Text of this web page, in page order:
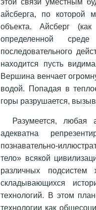
айсберга, по которой
объекта. Айсберг
определенной
последовательного
находится пусть
Вершина венчает
водой. Попадая в
горы разрушается,
Разумеется, любая
адекватна
познавательно-
тело» всякой
различных подсистем
складывающихся
технологий. В этом
технологии как